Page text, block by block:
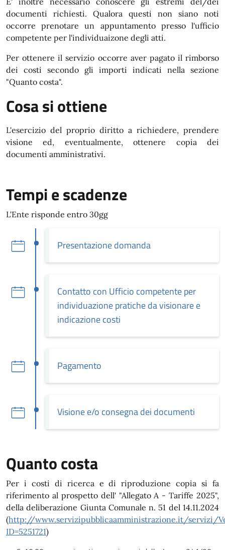
documenti richiesti. Qualora questi non siano noti
occorre prenotare un appuntamento presso l'ufficio
competente per l'individuaizone degli atti.
Per ottenere il servizio occorre aver pagato il rimborso
dei costi secondo gli importi indicati nella sezione
"Quanto costa".
Cosa si ottiene
L'esercizio del proprio diritto a richiedere, prendere
visione ed, eventualmente, ottenere copia dei
documenti amministrativi.
Tempi e scadenze
L'Ente risponde entro 30gg
Presentazione domanda
Contatto con Ufficio competente per
individuazione pratiche da visionare e
indicazione costi
Pagamento
Visione e/o consegna dei documenti
Quanto costa
Per i costi di ricerca e di riproduzione copia si fa
riferimento al prospetto dell' "Allegato A - Tariffe 2025",
della deliberazione Giunta Comunale n. 51 del 14.11.2024
(http://www.servizipubblicaamministrazione.it/servizi/
ID=5251721)